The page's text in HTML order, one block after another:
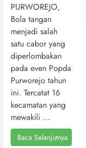
PURWOREJO,
Bola tangan
menjadi salah
satu cabor yang
diperlombakan
pada even Popda
Purworejo tahun
ini. Tercatat 16
kecamatan yang
mewakili ...
Baca Selanjutnya